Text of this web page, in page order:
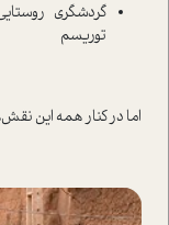
گردشگری
توریسم
اما در کنار همه این